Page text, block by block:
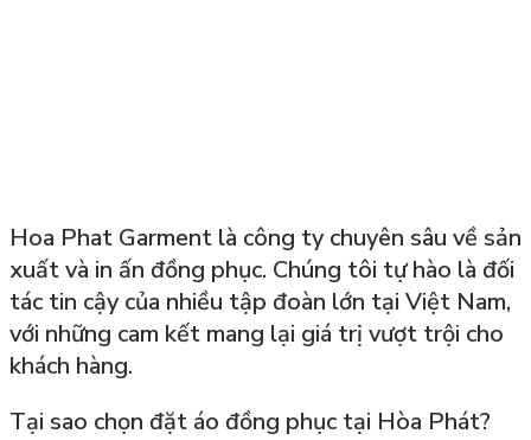
Hoa Phat Garment là công ty chuyên sâu về sản
xuất và in ấn đồng phục. Chúng tôi tự hào là đối
tác tin cậy của nhiều tập đoàn lớn tại Việt Nam,
với những cam kết mang lại giá trị vượt trội cho
khách hàng.
Tại sao chọn đặt áo đồng phục tại Hòa Phát?